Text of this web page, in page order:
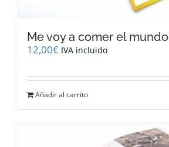
Me voy a comer el mundo
12,00€ IVA incluido
Añadir al carrito